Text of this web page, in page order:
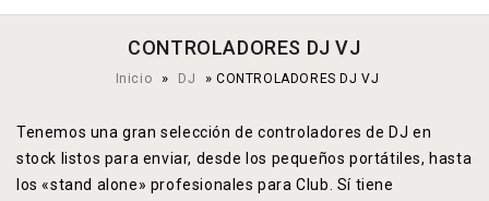
CONTROLADORES DJ VJ
Inicio » DJ »CONTROLADORES DJ VJ
Tenemos una gran selección de controladores de DJ en
stock listos para enviar, desde los pequeños portátiles, hasta
los «stand alone» profesionales para Club. Sí tiene